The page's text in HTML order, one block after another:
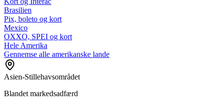
Brasilien
Pix, boleto og kort
Mexico
OXXO, SPEI og kort
Hele Amerika
Gennemse alle amerikanske lande
Asien-Stillehavsområdet
Blandet markedsadfærd